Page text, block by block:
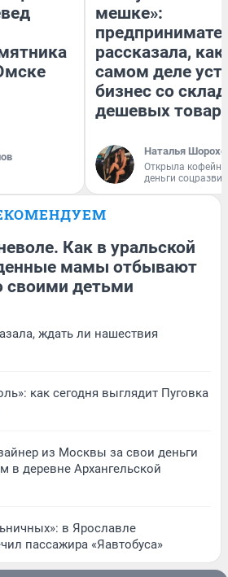
мешке»:
рассказала, как
самом деле
бизнес со
дешевых
Наталья
Открыла
деньги
Как в уральской
мамы отбывают
своими детьми
ждать ли нашествия
как сегодня выглядит Пуговка
из Москвы за свои деньги
в деревне Архангельской
в Ярославле
пассажира «Яавтобуса»